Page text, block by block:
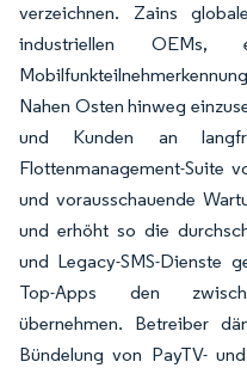
verzeichnen. Zains
industriellen OEMs,
Nahen Osten hinweg
und Kunden an
Flottenmanagement-Suite
und vorausschauende
und erhöht so die
und Legacy-SMS-Dienste
Top-Apps den
übernehmen. Betreiber
Bündelung von PayTV-